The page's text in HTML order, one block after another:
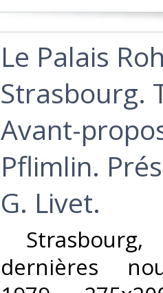
‎Le Palais
Strasbourg.
Avant-
Pflimlin.
G. Livet.‎
dernières